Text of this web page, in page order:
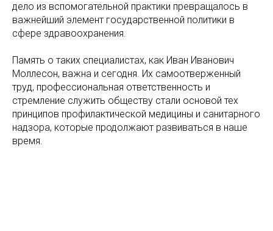
дело из вспомогательной практики превращалось в
важнейший элемент государственной политики в
сфере здравоохранения.
Память о таких специалистах, как Иван Иванович
Моллесон, важна и сегодня. Их самоотверженный
труд, профессиональная ответственность и
стремление служить обществу стали основой тех
принципов профилактической медицины и санитарного
надзора, которые продолжают развиваться в наше
время.